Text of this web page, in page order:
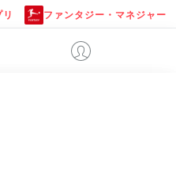
ファンタジー・マネジャー